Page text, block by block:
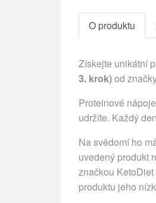
O produktu
Získejte unikátní
3. krok)od
Proteinové
udržíte. Každý
Na svědomí ho
uvedený produkt
značkou
produktu jeho